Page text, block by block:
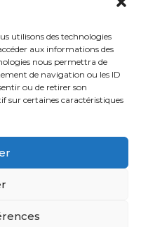
utilisons des technologies
aux informations des
nous permettra de
de navigation ou les ID
ou de retirer son
sur certaines caractéristiques
450 229-2992
50 rue morin,
Adèle, Québec
2P7
Partager